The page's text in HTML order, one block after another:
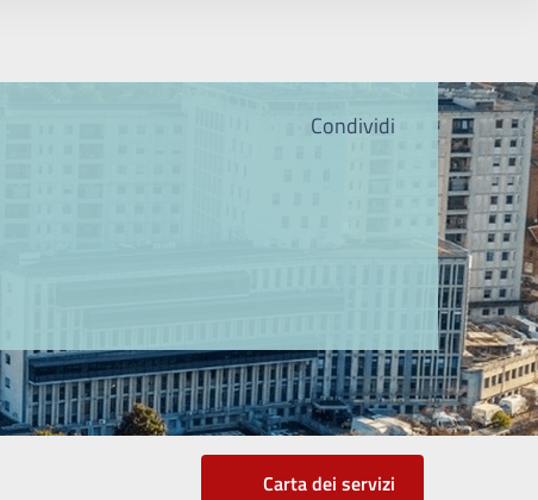
Condividi
Carta dei servizi